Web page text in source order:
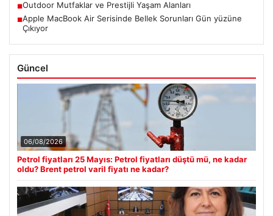
■Outdoor Mutfaklar ve Prestijli Yaşam Alanları
■Apple MacBook Air Serisinde Bellek Sorunları Gün yüzüne
Çıkıyor
Güncel
06/08/2026
Petrol fiyatları 25 Mayıs: Petrol fiyatları düştü mü, ne kadar
oldu? Brent petrol varil fiyatı ne kadar?